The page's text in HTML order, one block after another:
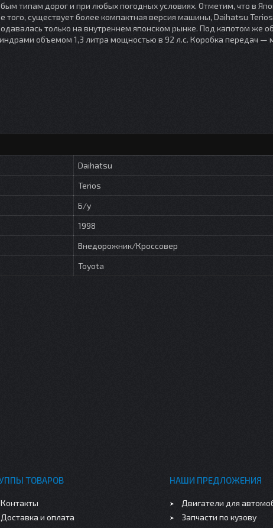
типам дорог и при любых погодных условиях. Отметим, что в
того, существует более компактная версия машины, Daihatsu Terios
только на внутреннем японском рынке. Под капотом же
объемом 1,3 литра мощностью в 92 л.с. Коробка передач —
Daihatsu
Terios
Б/у
1998
Внедорожник/Кроссовер
Toyota
ТОВАРОВ
Контакты
Доставка и оплата
НАШИ ПРЕДЛОЖЕНИЯ
Двигатели для
Запчасти по кузову